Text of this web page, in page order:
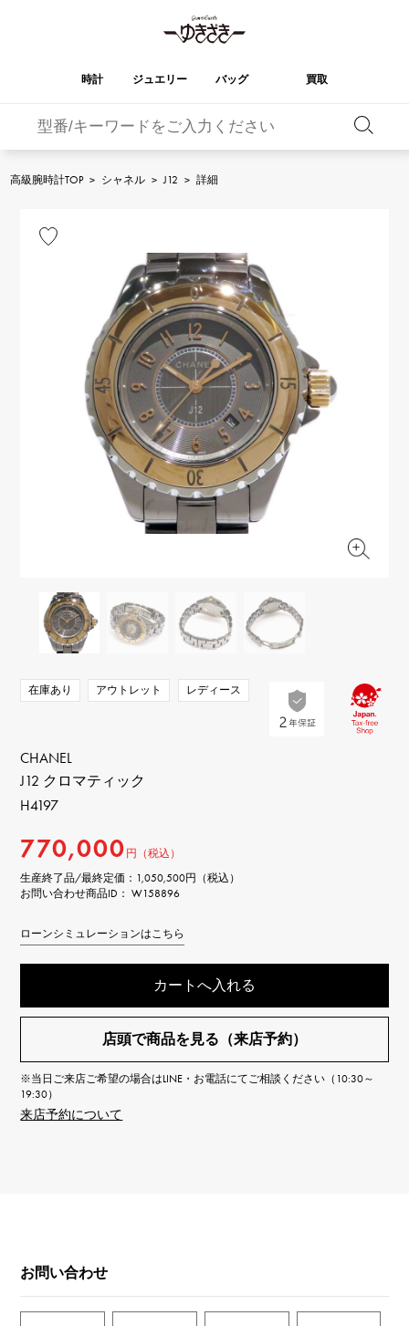
時計 ジュエリー バッグ 買取
ランゲ＆ゾーネ ブレゲ
PATEK PHILIPPE
パテック・フィリップ
IWC
IWC
FRANCK MULLER
フランク・ミュラー
RICHARD MILLE
リシャール・ミル
VACHERON
CONSTANTIN
ヴァシュロン・コンスタ
ンタン
PANERAI
パネライ
AUDEMARS PIGUET
オーデマ・ピゲ
JAEGER LE COULTRE
ジャガー・ルクルト
CHANEL Cartier
カルティエ
ZENITH
ゼニス
TAG HEUER
タグホイヤー
DUNAMIS
デュナミス
TABLE CLOCK
VINTAGE WATCH
ヴィンテージウォッチ
YUKIZAKI
NOMBRE
ノンブル
NOMBRE putite
ノンブルプティ
ALPHA
アルファ
ALPHA putite
アルファプティ
eclat
エクラ
RICH CROSS
リッチクロス
TwinPinky
ツインピンキー
ANGLER
アングラー
ETERNITY
エタニティ
HIMAWARI YUKIZAKI BACHIKAN
ゆきざき バチカン
オリジナルジュエリー一覧へ
バーキン オータクロア
チャーム
その他
エルメスバッグ
高級腕時計TOP > シャネル > J12 > 詳細
在庫あり アウトレット レディース
CHANEL
J12 クロマティック
H4197
770,000 円（税込）
生産終了品/最終定価： 1,050,500円（税込）
お問い合わせ商品ID： W158896
ローンシミュレーションはこちら
カートへ入れる
店頭で商品を見る（来店予約）
※当日ご来店ご希望の場合はLINE・お電話にてご相談ください（10:30～
19:30）
来店予約について
お問い合わせ